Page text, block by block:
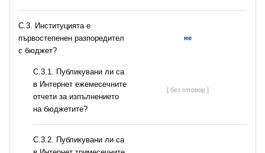
C.3. Институцията е
първостепенен разпоредител
с бюджет?
не
С.3.1. Публикувани ли са
в Интернет ежемесечните
отчети за изпълнението
на бюджетите?
[ без отговор ]
С.3.2. Публикувани ли са